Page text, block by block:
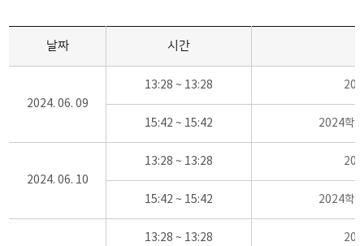
날짜 시간
2024. 06. 09
13:28 ~ 13:28
15:42 ~ 15:42 2024학
2024. 06. 10
13:28 ~ 13:28
15:42 ~ 15:42 2024학
13:28 ~ 13:28